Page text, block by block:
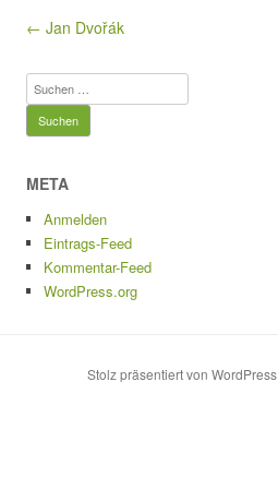
b
o
o
k
d
o
n
Beitragsnavigation
← Jan Dvořák
Suchen
nach:
META
Anmelden
Eintrags-Feed
Kommentar-Feed
WordPress.org
Stolz präsentiert von WordPress